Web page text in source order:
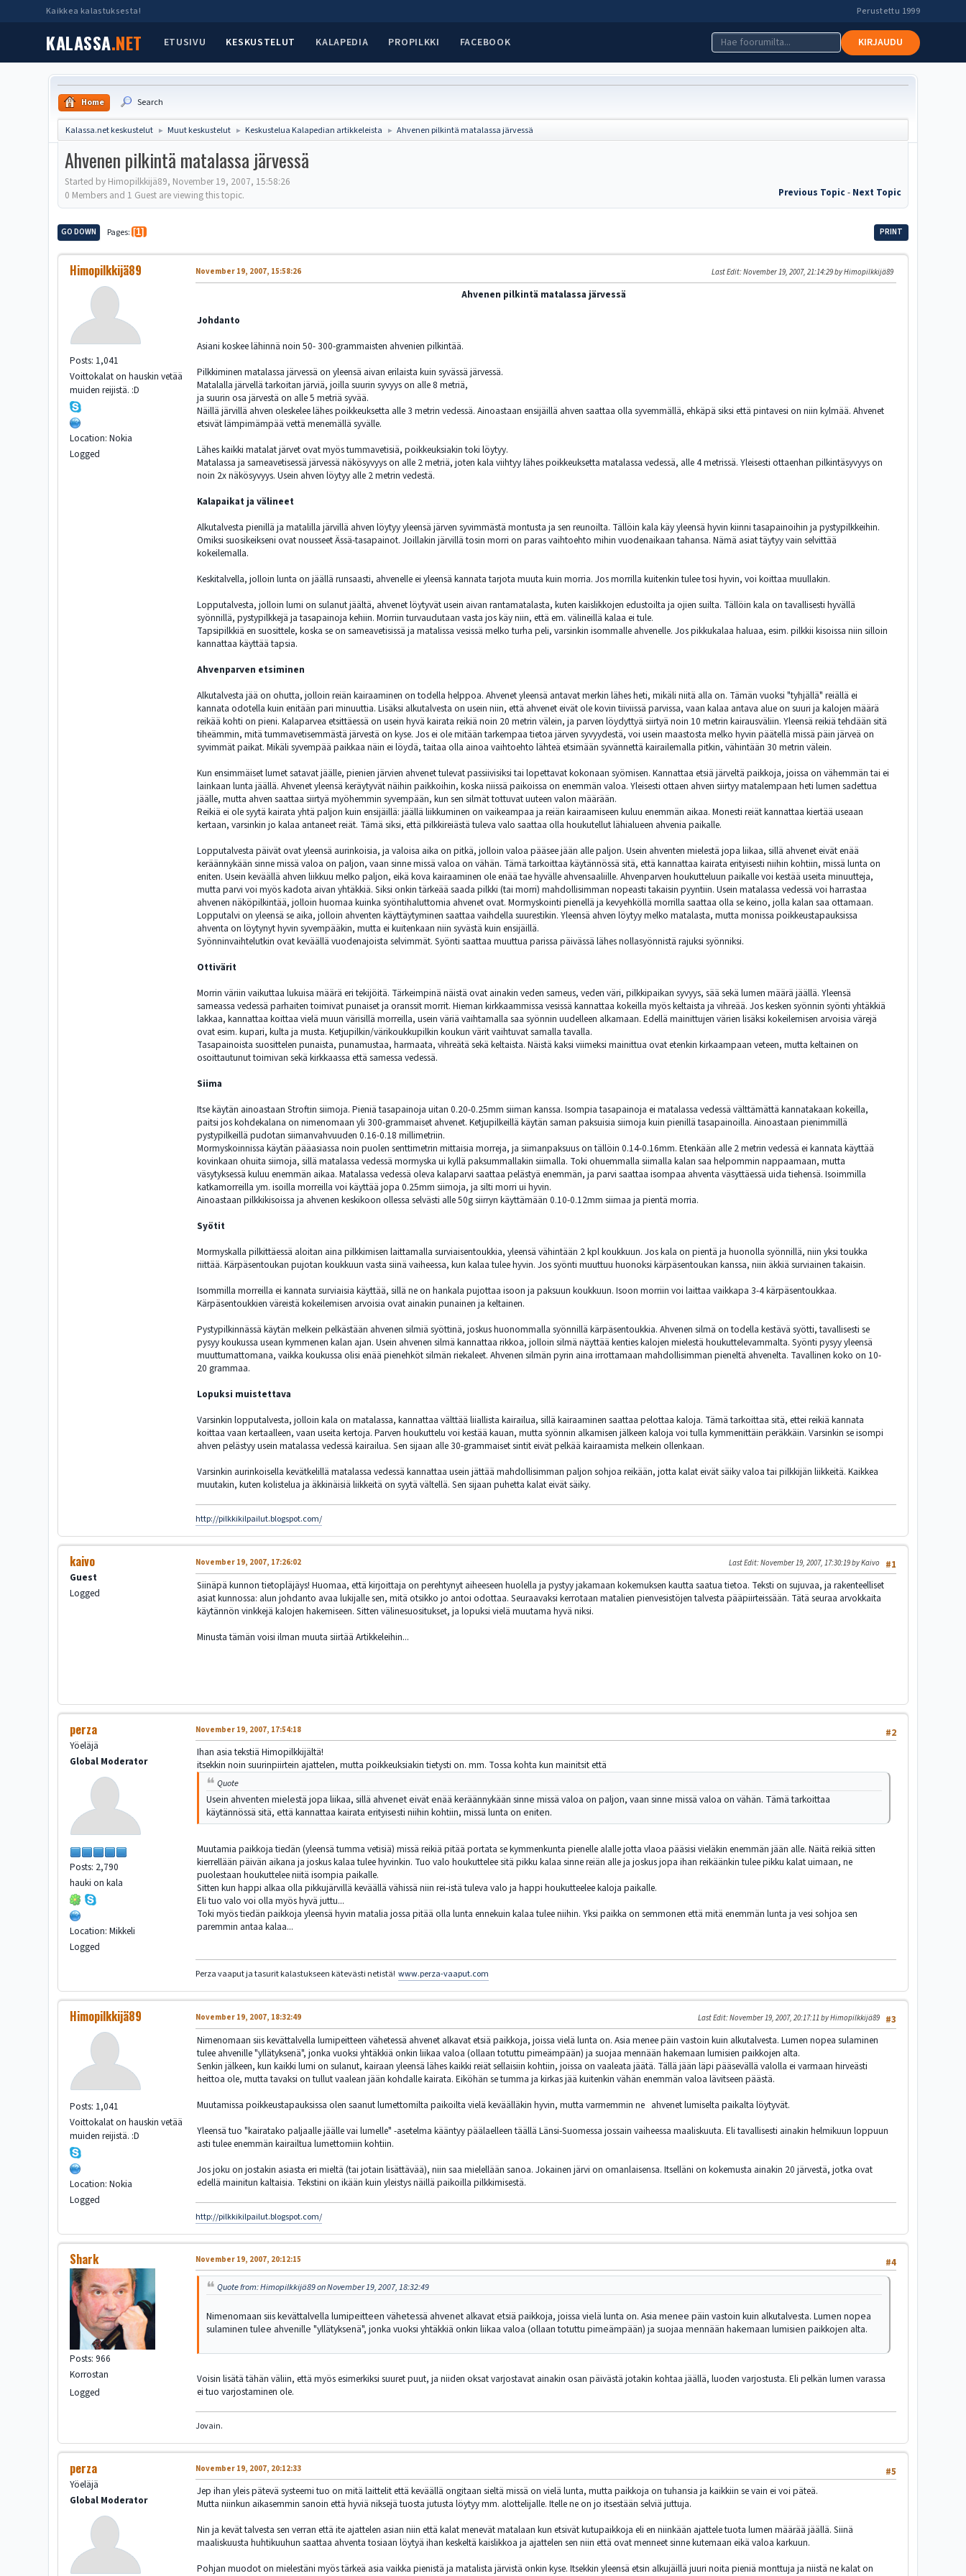
Kaikkea kalastuksesta! Perustettu 1999
KALASSA.NET ETUSIVU KESKUSTELUT KALAPEDIA PROPILKKI FACEBOOK KIRJAUDU
Home Search
Kalassa.net keskustelut ► Muut keskustelut ► Keskustelua Kalapedian artikkeleista ► Ahvenen pilkintä matalassa järvessä
Ahvenen pilkintä matalassa järvessä
Started by Himopilkkijä89, November 19, 2007, 15:58:26
Previous Topic- Next Topic
0 Members and 1 Guest are viewing this topic.
PRINT
GO DOWN Pages 1
Himopilkkijä89
Posts: 1,041
Voittokalat on hauskin vetää
muiden reijistä. :D
Location: Nokia
Logged
November 19, 2007, 15:58:26 Last Edit: November 19, 2007, 21:14:29 by Himopilkkijä89
Ahvenen pilkintä matalassa järvessä
Johdanto
Asiani koskee lähinnä noin 50- 300-grammaisten ahvenien pilkintää.
Pilkkiminen matalassa järvessä on yleensä aivan erilaista kuin syvässä järvessä.
Matalalla järvellä tarkoitan järviä, joilla suurin syvyys on alle 8 metriä,
ja suurin osa järvestä on alle 5 metriä syvää.
Näillä järvillä ahven oleskelee lähes poikkeuksetta alle 3 metrin vedessä. Ainoastaan ensijäillä ahven saattaa olla syvemmällä, ehkäpä siksi että pintavesi on niin kylmää. Ahvenet
etsivät lämpimämpää vettä menemällä syvälle.
Lähes kaikki matalat järvet ovat myös tummavetisiä, poikkeuksiakin toki löytyy.
Matalassa ja sameavetisessä järvessä näkösyvyys on alle 2 metriä, joten kala viihtyy lähes poikkeuksetta matalassa vedessä, alle 4 metrissä. Yleisesti ottaenhan pilkintäsyvyys on
noin 2x näkösyvyys. Usein ahven löytyy alle 2 metrin vedestä.
Kalapaikat ja välineet
Alkutalvesta pienillä ja matalilla järvillä ahven löytyy yleensä järven syvimmästä montusta ja sen reunoilta. Tällöin kala käy yleensä hyvin kiinni tasapainoihin ja pystypilkkeihin.
Omiksi suosikeikseni ovat nousseet Ässä-tasapainot. Joillakin järvillä tosin morri on paras vaihtoehto mihin vuodenaikaan tahansa. Nämä asiat täytyy vain selvittää
kokeilemalla.
Keskitalvella, jolloin lunta on jäällä runsaasti, ahvenelle ei yleensä kannata tarjota muuta kuin morria. Jos morrilla kuitenkin tulee tosi hyvin, voi koittaa muullakin.
Lopputalvesta, jolloin lumi on sulanut jäältä, ahvenet löytyvät usein aivan rantamatalasta, kuten kaislikkojen edustoilta ja ojien suilta. Tällöin kala on tavallisesti hyvällä
syönnillä, pystypilkkejä ja tasapainoja kehiin. Morriin turvaudutaan vasta jos käy niin, että em. välineillä kalaa ei tule.
Tapsipilkkiä en suosittele, koska se on sameavetisissä ja matalissa vesissä melko turha peli, varsinkin isommalle ahvenelle. Jos pikkukalaa haluaa, esim. pilkkii kisoissa niin silloin
kannattaa käyttää tapsia.
Ahvenparven etsiminen
Alkutalvesta jää on ohutta, jolloin reiän kairaaminen on todella helppoa. Ahvenet yleensä antavat merkin lähes heti, mikäli niitä alla on. Tämän vuoksi "tyhjällä" reiällä ei
kannata odotella kuin enitään pari minuuttia. Lisäksi alkutalvesta on usein niin, että ahvenet eivät ole kovin tiiviissä parvissa, vaan kalaa antava alue on suuri ja kalojen määrä
reikää kohti on pieni. Kalaparvea etsittäessä on usein hyvä kairata reikiä noin 20 metrin välein, ja parven löydyttyä siirtyä noin 10 metrin kairausväliin. Yleensä reikiä tehdään sitä
tiheämmin, mitä tummavetisemmästä järvestä on kyse. Jos ei ole mitään tarkempaa tietoa järven syvyydestä, voi usein maastosta melko hyvin päätellä missä päin järveä on
syvimmät paikat. Mikäli syvempää paikkaa näin ei löydä, taitaa olla ainoa vaihtoehto lähteä etsimään syvännettä kairailemalla pitkin, vähintään 30 metrin välein.
Kun ensimmäiset lumet satavat jäälle, pienien järvien ahvenet tulevat passiivisiksi tai lopettavat kokonaan syömisen. Kannattaa etsiä järveltä paikkoja, joissa on vähemmän tai ei
lainkaan lunta jäällä. Ahvenet yleensä keräytyvät näihin paikkoihin, koska niissä paikoissa on enemmän valoa. Yleisesti ottaen ahven siirtyy matalempaan heti lumen sadettua
jäälle, mutta ahven saattaa siirtyä myöhemmin syvempään, kun sen silmät tottuvat uuteen valon määrään.
Reikiä ei ole syytä kairata yhtä paljon kuin ensijäillä: jäällä liikkuminen on vaikeampaa ja reiän kairaamiseen kuluu enemmän aikaa. Monesti reiät kannattaa kiertää useaan
kertaan, varsinkin jo kalaa antaneet reiät. Tämä siksi, että pilkkireiästä tuleva valo saattaa olla houkutellut lähialueen ahvenia paikalle.
Lopputalvesta päivät ovat yleensä aurinkoisia, ja valoisa aika on pitkä, jolloin valoa pääsee jään alle paljon. Usein ahventen mielestä jopa liikaa, sillä ahvenet eivät enää
keräännykään sinne missä valoa on paljon, vaan sinne missä valoa on vähän. Tämä tarkoittaa käytännössä sitä, että kannattaa kairata erityisesti niihin kohtiin, missä lunta on
eniten. Usein keväällä ahven liikkuu melko paljon, eikä kova kairaaminen ole enää tae hyvälle ahvensaaliille. Ahvenparven houkutteluun paikalle voi kestää useita minuutteja,
mutta parvi voi myös kadota aivan yhtäkkiä. Siksi onkin tärkeää saada pilkki (tai morri) mahdollisimman nopeasti takaisin pyyntiin. Usein matalassa vedessä voi harrastaa
ahvenen näköpilkintää, jolloin huomaa kuinka syöntihaluttomia ahvenet ovat. Mormyskointi pienellä ja kevyehköllä morrilla saattaa olla se keino, jolla kalan saa ottamaan.
Lopputalvi on yleensä se aika, jolloin ahventen käyttäytyminen saattaa vaihdella suurestikin. Yleensä ahven löytyy melko matalasta, mutta monissa poikkeustapauksissa
ahventa on löytynyt hyvin syvempääkin, mutta ei kuitenkaan niin syvästä kuin ensijäillä.
Syönninvaihtelutkin ovat keväällä vuodenajoista selvimmät. Syönti saattaa muuttua parissa päivässä lähes nollasyönnistä rajuksi syönniksi.
Ottivärit
Morrin väriin vaikuttaa lukuisa määrä eri tekijöitä. Tärkeimpinä näistä ovat ainakin veden sameus, veden väri, pilkkipaikan syvyys, sää sekä lumen määrä jäällä. Yleensä
sameassa vedessä parhaiten toimivat punaiset ja oranssit morrit. Hieman kirkkaammissa vesissä kannattaa kokeilla myös keltaista ja vihreää. Jos kesken syönnin syönti yhtäkkiä
lakkaa, kannattaa koittaa vielä muun värisillä morreilla, usein väriä vaihtamalla saa syönnin uudelleen alkamaan. Edellä mainittujen värien lisäksi kokeilemisen arvoisia värejä
ovat esim. kupari, kulta ja musta. Ketjupilkin/värikoukkupilkin koukun värit vaihtuvat samalla tavalla.
Tasapainoista suosittelen punaista, punamustaa, harmaata, vihreätä sekä keltaista. Näistä kaksi viimeksi mainittua ovat etenkin kirkaampaan veteen, mutta keltainen on
osoittautunut toimivan sekä kirkkaassa että samessa vedessä.
Siima
Itse käytän ainoastaan Stroftin siimoja. Pieniä tasapainoja uitan 0.20-0.25mm siiman kanssa. Isompia tasapainoja ei matalassa vedessä välttämättä kannatakaan kokeilla,
paitsi jos kohdekalana on nimenomaan yli 300-grammaiset ahvenet. Ketjupilkeillä käytän saman paksuisia siimoja kuin pienillä tasapainoilla. Ainoastaan pienimmillä
pystypilkeillä pudotan siimanvahvuuden 0.16-0.18 millimetriin.
Mormyskoinnissa käytän pääasiassa noin puolen senttimetrin mittaisia morreja, ja siimanpaksuus on tällöin 0.14-0.16mm. Etenkään alle 2 metrin vedessä ei kannata käyttää
kovinkaan ohuita siimoja, sillä matalassa vedessä mormyska ui kyllä paksummallakin siimalla. Toki ohuemmalla siimalla kalan saa helpommin nappaamaan, mutta
väsytyksessä kuluu enemmän aikaa. Matalassa vedessä oleva kalaparvi saattaa pelästyä enemmän, ja parvi saattaa isompaa ahventa väsyttäessä uida tiehensä. Isoimmilla
katkamorreilla ym. isoilla morreilla voi käyttää jopa 0.25mm siimoja, ja silti morri ui hyvin.
Ainoastaan pilkkikisoissa ja ahvenen keskikoon ollessa selvästi alle 50g siirryn käyttämään 0.10-0.12mm siimaa ja pientä morria.
Syötit
Mormyskalla pilkittäessä aloitan aina pilkkimisen laittamalla surviaisentoukkia, yleensä vähintään 2 kpl koukkuun. Jos kala on pientä ja huonolla syönnillä, niin yksi toukka
riittää. Kärpäsentoukan pujotan koukkuun vasta siinä vaiheessa, kun kalaa tulee hyvin. Jos syönti muuttuu huonoksi kärpäsentoukan kanssa, niin äkkiä surviainen takaisin.
Isommilla morreilla ei kannata surviaisia käyttää, sillä ne on hankala pujottaa isoon ja paksuun koukkuun. Isoon morriin voi laittaa vaikkapa 3-4 kärpäsentoukkaa.
Kärpäsentoukkien väreistä kokeilemisen arvoisia ovat ainakin punainen ja keltainen.
Pystypilkinnässä käytän melkein pelkästään ahvenen silmiä syöttinä, joskus huonommalla syönnillä kärpäsentoukkia. Ahvenen silmä on todella kestävä syötti, tavallisesti se
pysyy koukussa usean kymmenen kalan ajan. Usein ahvenen silmä kannattaa rikkoa, jolloin silmä näyttää kenties kalojen mielestä houkuttelevammalta. Syönti pysyy yleensä
muuttumattomana, vaikka koukussa olisi enää pienehköt silmän riekaleet. Ahvenen silmän pyrin aina irrottamaan mahdollisimman pieneltä ahvenelta. Tavallinen koko on 10-
20 grammaa.
Lopuksi muistettava
Varsinkin lopputalvesta, jolloin kala on matalassa, kannattaa välttää liiallista kairailua, sillä kairaaminen saattaa pelottaa kaloja. Tämä tarkoittaa sitä, ettei reikiä kannata
koittaa vaan kertaalleen, vaan useita kertoja. Parven houkuttelu voi kestää kauan, mutta syönnin alkamisen jälkeen kaloja voi tulla kymmenittäin peräkkäin. Varsinkin se isompi
ahven pelästyy usein matalassa vedessä kairailua. Sen sijaan alle 30-grammaiset sintit eivät pelkää kairaamista melkein ollenkaan.
Varsinkin aurinkoisella kevätkelillä matalassa vedessä kannattaa usein jättää mahdollisimman paljon sohjoa reikään, jotta kalat eivät säiky valoa tai pilkkijän liikkeitä. Kaikkea
muutakin, kuten kolistelua ja äkkinäisiä liikkeitä on syytä vältellä. Sen sijaan puhetta kalat eivät säiky.
http://pilkkikilpailut.blogspot.com/
kaivo
Guest
Logged
#1
November 19, 2007, 17:26:02 Last Edit: November 19, 2007, 17:30:19 by Kaivo
Siinäpä kunnon tietopläjäys! Huomaa, että kirjoittaja on perehtynyt aiheeseen huolella ja pystyy jakamaan kokemuksen kautta saatua tietoa. Teksti on sujuvaa, ja rakenteelliset
asiat kunnossa: alun johdanto avaa lukijalle sen, mitä otsikko jo antoi odottaa. Seuraavaksi kerrotaan matalien pienvesistöjen talvesta pääpiirteissään. Tätä seuraa arvokkaita
käytännön vinkkejä kalojen hakemiseen. Sitten välinesuositukset, ja lopuksi vielä muutama hyvä niksi.
Minusta tämän voisi ilman muuta siirtää Artikkeleihin...
perza
Yöeläjä
Global Moderator
Posts: 2,790
hauki on kala
Location: Mikkeli
Logged
#2
November 19, 2007, 17:54:18
Ihan asia tekstiä Himopilkkijältä!
itsekkin noin suurinpiirtein ajattelen, mutta poikkeuksiakin tietysti on. mm. Tossa kohta kun mainitsit että
Quote
Usein ahventen mielestä jopa liikaa, sillä ahvenet eivät enää keräännykään sinne missä valoa on paljon, vaan sinne missä valoa on vähän. Tämä tarkoittaa
käytännössä sitä, että kannattaa kairata erityisesti niihin kohtiin, missä lunta on eniten.
Muutamia paikkoja tiedän (yleensä tumma vetisiä) missä reikiä pitää portata se kymmenkunta pienelle alalle jotta vlaoa pääsisi vieläkin enemmän jään alle. Näitä reikiä sitten
kierrellään päivän aikana ja joskus kalaa tulee hyvinkin. Tuo valo houkuttelee sitä pikku kalaa sinne reiän alle ja joskus jopa ihan reikäänkin tulee pikku kalat uimaan, ne
puolestaan houkuttelee niitä isompia paikalle.
Sitten kun happi alkaa olla pikkujärvillä keväällä vähissä niin rei-istä tuleva valo ja happi houkutteelee kaloja paikalle.
Eli tuo valo voi olla myös hyvä juttu...
Toki myös tiedän paikkoja yleensä hyvin matalia jossa pitää olla lunta ennekuin kalaa tulee niihin. Yksi paikka on semmonen että mitä enemmän lunta ja vesi sohjoa sen
paremmin antaa kalaa...
Perza vaaput ja tasurit kalastukseen kätevästi netistä!www.perza-vaaput.com
Himopilkkijä89
Posts: 1,041
Voittokalat on hauskin vetää
muiden reijistä. :D
Location: Nokia
Logged
#3
November 19, 2007, 18:32:49 Last Edit: November 19, 2007, 20:17:11 by Himopilkkijä89
Nimenomaan siis kevättalvella lumipeitteen vähetessä ahvenet alkavat etsiä paikkoja, joissa vielä lunta on. Asia menee päin vastoin kuin alkutalvesta. Lumen nopea sulaminen
tulee ahvenille "yllätyksenä", jonka vuoksi yhtäkkiä onkin liikaa valoa (ollaan totuttu pimeämpään) ja suojaa mennään hakemaan lumisien paikkojen alta.
Senkin jälkeen, kun kaikki lumi on sulanut, kairaan yleensä lähes kaikki reiät sellaisiin kohtiin, joissa on vaaleata jäätä. Tällä jään läpi pääsevällä valolla ei varmaan hirveästi
heittoa ole, mutta tavaksi on tullut vaalean jään kohdalle kairata. Eiköhän se tumma ja kirkas jää kuitenkin vähän enemmän valoa lävitseen päästä.
Muutamissa poikkeustapauksissa olen saanut lumettomilta paikoilta vielä keväälläkin hyvin, mutta varmemmin ne ahvenet lumiselta paikalta löytyvät.
Yleensä tuo "kairatako paljaalle jäälle vai lumelle" -asetelma kääntyy päälaelleen täällä Länsi-Suomessa jossain vaiheessa maaliskuuta. Eli tavallisesti ainakin helmikuun loppuun
asti tulee enemmän kairailtua lumettomiin kohtiin.
Jos joku on jostakin asiasta eri mieltä (tai jotain lisättävää), niin saa mielellään sanoa. Jokainen järvi on omanlaisensa. Itselläni on kokemusta ainakin 20 järvestä, jotka ovat
edellä mainitun kaltaisia. Tekstini on ikään kuin yleistys näillä paikoilla pilkkimisestä.
http://pilkkikilpailut.blogspot.com/
Shark
Posts: 966
Korrostan
Logged
#4
November 19, 2007, 20:12:15
Quote from: Himopilkkijä89 on November 19, 2007, 18:32:49
Nimenomaan siis kevättalvella lumipeitteen vähetessä ahvenet alkavat etsiä paikkoja, joissa vielä lunta on. Asia menee päin vastoin kuin alkutalvesta. Lumen nopea
sulaminen tulee ahvenille "yllätyksenä", jonka vuoksi yhtäkkiä onkin liikaa valoa (ollaan totuttu pimeämpään) ja suojaa mennään hakemaan lumisien paikkojen alta.
Voisin lisätä tähän väliin, että myös esimerkiksi suuret puut, ja niiden oksat varjostavat ainakin osan päivästä jotakin kohtaa jäällä, luoden varjostusta. Eli pelkän lumen varassa
ei tuo varjostaminen ole.
Jovain.
perza
Yöeläjä
Global Moderator
#5
November 19, 2007, 20:12:33
Jep ihan yleis pätevä systeemi tuo on mitä laittelit että keväällä ongitaan sieltä missä on vielä lunta, mutta paikkoja on tuhansia ja kaikkiin se vain ei voi päteä.
Mutta niinkun aikasemmin sanoin että hyviä niksejä tuosta jutusta löytyy mm. alottelijalle. Itelle ne on jo itsestään selviä juttuja.
Nin ja kevät talvesta sen verran että ite ajattelen asian niin että kalat menevät matalaan kun etsivät kutupaikkoja eli en niinkään ajattele tuota lumen määrää jäällä. Siinä
maaliskuusta huhtikuuhun saattaa ahventa tosiaan löytyä ihan keskeltä kaislikkoa ja ajattelen sen niin että ovat menneet sinne kutemaan eikä valoa karkuun.
Pohjan muodot on mielestäni myös tärkeä asia vaikka pienistä ja matalista järvistä onkin kyse. Itsekkin yleensä etsin alkujäillä juuri noita pieniä monttuja ja niistä ne kalat on